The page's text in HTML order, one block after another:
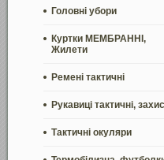
Головні убори
Куртки МЕМБРАННІ,
Жилети
Ремені тактичні
Рукавиці тактичні,
Тактичні окуляри